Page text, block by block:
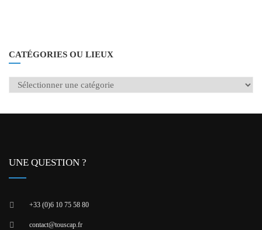
CATÉGORIES OU LIEUX
UNE QUESTION ?
+33 (0)6 10 75 58 80
contact@touscap.fr